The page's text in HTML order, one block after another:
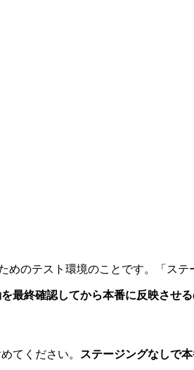
のテスト環境のことです。「ステ
最終確認してから本番に反映させ
てください。 ステージングなしで